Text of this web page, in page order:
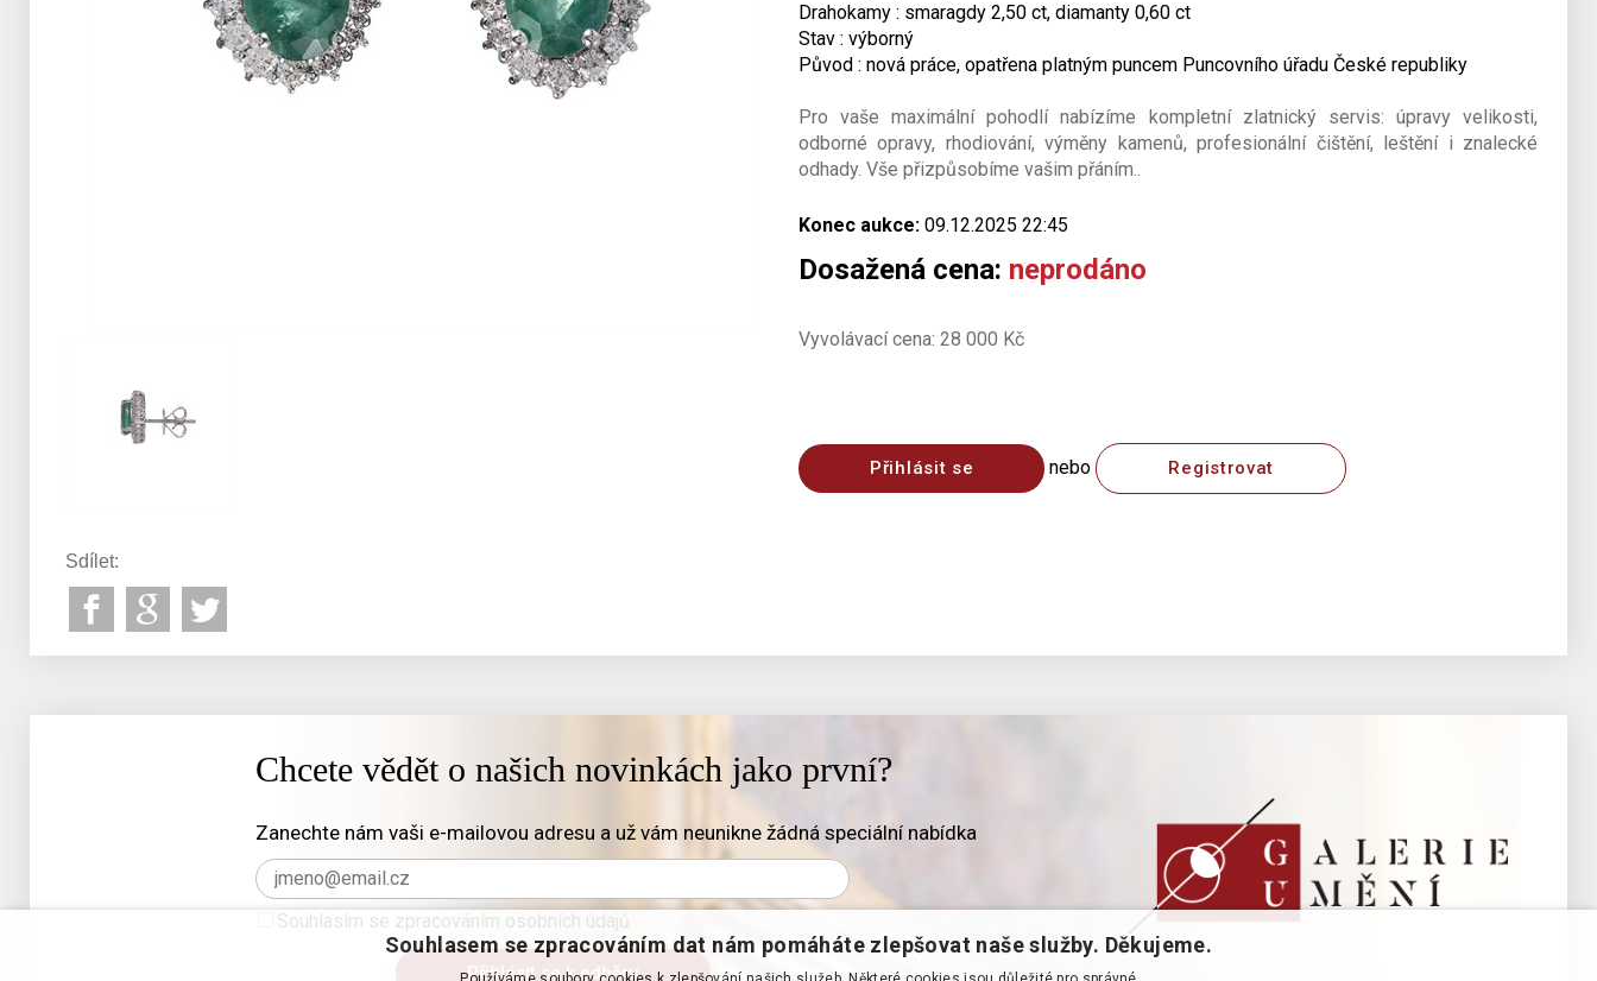
Drahokamy : smaragdy 2,50 ct, diamanty 0,60 ct
Stav : výborný
Původ : nová práce, opatřena platným puncem Puncovního úřadu České republiky
Pro vaše maximální pohodlí nabízíme kompletní zlatnický servis: úpravy velikosti,
odborné opravy, rhodiování, výměny kamenů, profesionální čištění, leštění i znalecké
odhady. Vše přizpůsobíme vašim přáním..
Konec aukce: 09.12.2025 22:45
Dosažená cena: neprodáno
Vyvolávací cena: 28 000 Kč
Přihlásit se nebo Registrovat
Sdílet:
Chcete vědět o našich novinkách jako první?
Zanechte nám vaši e-mailovou adresu a už vám neunikne žádná speciální nabídka
Souhlasím se zpracováním osobních údajů
Souhlasem se zpracováním dat nám pomáháte zlepšovat naše služby. Děkujeme.